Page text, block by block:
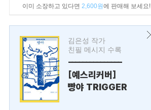
이미 소장하고 있다면 2,600원에 판매해 보세요!
김은성 작가
친필 메시지 수록
---------------
[예스리커버]
빵야 TRIGGER